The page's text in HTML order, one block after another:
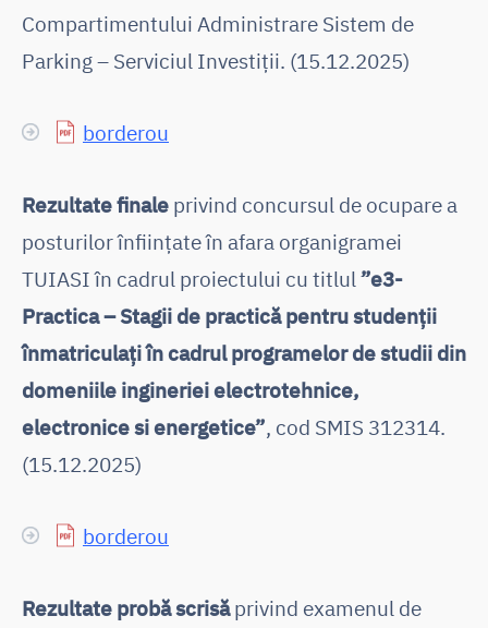
Compartimentului Administrare Sistem de
Parking – Serviciul Investiții. (15.12.2025)
borderou
Rezultate finale privind concursul de ocupare a
posturilor înființate în afara organigramei
TUIASI în cadrul proiectului cu titlul ”e3-
Practica – Stagii de practică pentru studenții
înmatriculați în cadrul programelor de studii din
domeniile ingineriei electrotehnice,
electronice si energetice”, cod SMIS 312314.
(15.12.2025)
borderou
Rezultate probă scrisăprivind examenul de